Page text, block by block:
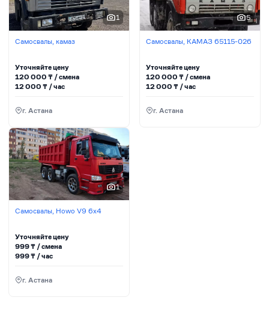
1
Самосвалы, камаз
Уточняйте цену
120 000 ₸ / сменa
12 000 ₸ / час
г. Астана
5
Самосвалы, КАМАЗ 65115-026
Уточняйте цену
120 000₸ / сменa
12 000₸ / час
г. Астана
1
Самосвалы, Howo V9 6х4
Уточняйте цену
999₸ / сменa
999₸ / час
г. Астана